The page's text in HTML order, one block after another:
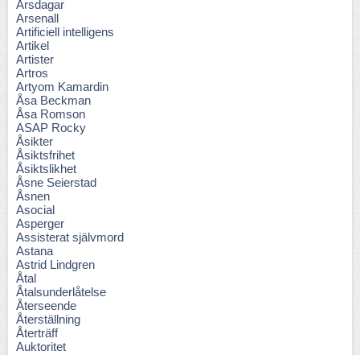
Årsdagar
Arsenall
Artificiell intelligens
Artikel
Artister
Artros
Artyom Kamardin
Åsa Beckman
Åsa Romson
ASAP Rocky
Åsikter
Åsiktsfrihet
Åsiktslikhet
Åsne Seierstad
Åsnen
Asocial
Asperger
Assisterat självmord
Astana
Astrid Lindgren
Åtal
Åtalsunderlåtelse
Återseende
Återställning
Återträff
Auktoritet